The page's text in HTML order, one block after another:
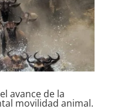
avance de la
movilidad animal.